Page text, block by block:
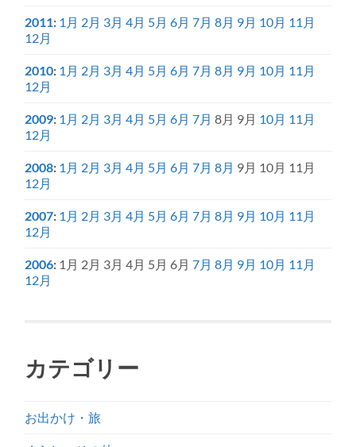
2011: 1月 2月 3月 4月 5月 6月 7月 8月 9月 10月 11月
12月
2010: 1月 2月 3月 4月 5月 6月 7月 8月 9月 10月 11月
12月
2009: 1月 2月 3月 4月 5月 6月 7月 8月 9月 10月 11月
12月
2008: 1月 2月 3月 4月 5月 6月 7月 8月 9月 10月 11月
12月
2007: 1月 2月 3月 4月 5月 6月 7月 8月 9月 10月 11月
12月
2006: 1月 2月 3月 4月 5月 6月 7月 8月 9月 10月 11月
12月
カテゴリー
お出かけ・旅